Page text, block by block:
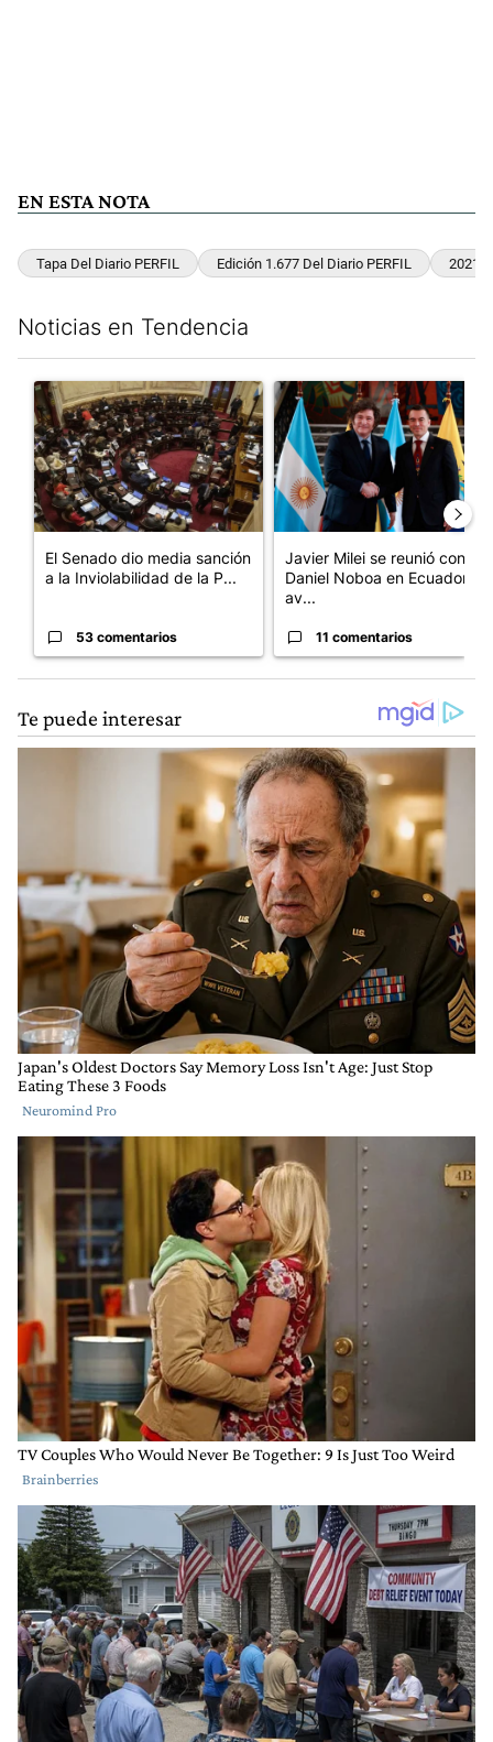
EN ESTA NOTA
Tapa Del Diario PERFIL Edición 1.677 Del Diario PERFIL 2021/
Noticias en Tendencia
Un artículo de tendencia con el título "El Senado dio media
El Senado dio media sanción
a la Inviolabilidad de la P...
53 comentarios
Un artículo de tendencia con
Javier Milei se reunió con
Daniel Noboa en Ecuador y
av...
11 comentarios